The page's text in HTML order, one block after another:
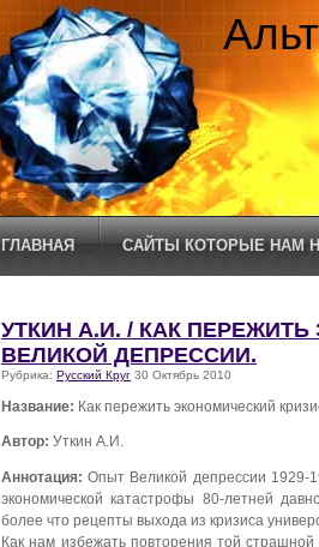
ГЛАВНАЯ САЙТЫ КОТОРЫЕ НАМ
УТКИН А.И. / КАК
ВЕЛИКОЙ ДЕПРЕССИИ.
Рубрика: Русский Круг 30 Октябрь 2010
Название: Как пережить экономический
Автор: Уткин А.И.
Аннотация: Опыт Великой депрессии 1929-
экономической катастрофы 80-летней
более что рецепты выхода из кризиса
Как нам избежать повторения той